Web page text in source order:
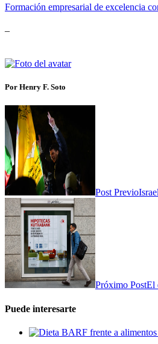
Formación empresarial de excelencia
Por Henry F. Soto
Post Previo
Próximo PostEl
Puede interesarte